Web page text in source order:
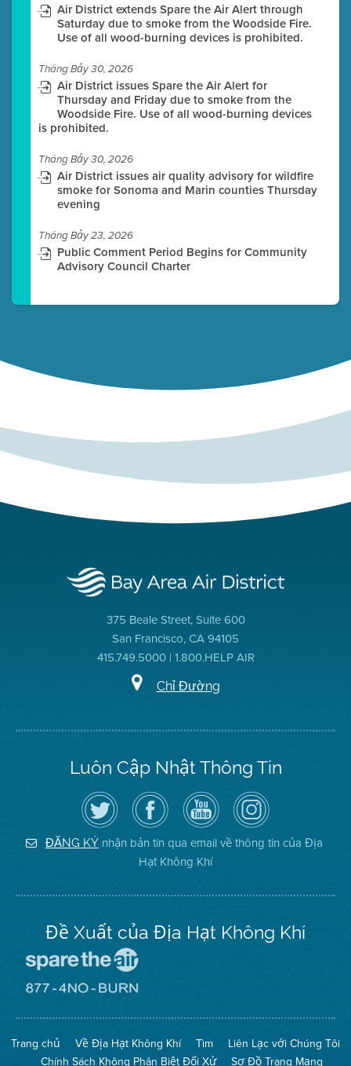
Air District extends Spare the Air Alert through
Saturday due to smoke from the Woodside Fire.
Use of all wood-burning devices is prohibited.
Tháng Bảy 30, 2026
Air District issues Spare the Air Alert for
Thursday and Friday due to smoke from the
Woodside Fire. Use of all wood-burning devices
is prohibited.
Tháng Bảy 30, 2026
Air District issues air quality advisory for wildfire
smoke for Sonoma and Marin counties Thursday
evening
Tháng Bảy 23, 2026
Public Comment Period Begins for Community
Advisory Council Charter
375 Beale Street, Suite 600
San Francisco, CA 94105
415.749.5000 | 1.800.HELP AIR
Chỉ Đường
Luôn Cập Nhật Thông Tin
Hãy
theo
dõi
Địa
Hạt
Không
Truy
cập
Trang
Facebook
của
Địa
Hạt
Kênh
YouTube
của
Địa
Hạt
Không
Khí
Air
District
on
Instagram
ĐĂNG KÝ nhận bản tin qua email về thông tin của Địa
Hạt Không Khí
Đề Xuất của Địa Hạt Không Khí
The
(Bảo
Toàn
Mạng
No
Burn
Trang chủ Về Địa Hạt Không Khí Tìm
Liên Lạc với Chúng Tôi
Chính Sách Không Phân Biệt Đối Xử
Sơ Đồ Trang Mạng